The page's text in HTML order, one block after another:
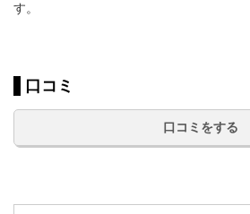
す。
口コミ
口コミをする